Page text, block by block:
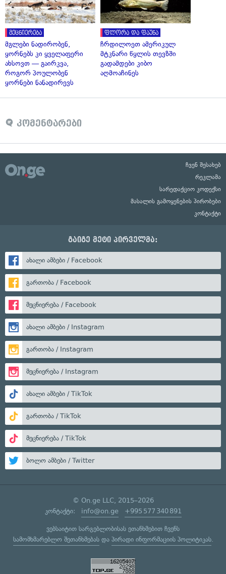
მეცნიერება
მგლები ნადირობენ,
ყორნებს კი ყველაფერი
ახსოვთ — გაირკვა,
როგორ პოულობენ
ყორნები ნანადირევს
ფლორა და ფაუნა
ჩრდილოეთ ამერიკულ
მტკნარი წყლის თევზში
გადამდები კიბო
აღმოაჩინეს
კომენტარები
ჩვენ შესახებ
რეკლამა
სარედაქციო კოდექსი
მასალის გამოყენების პირობები
კონტაქტი
გაიგე მეტი პირველმა:
ახალი ამბები / Facebook
გართობა / Facebook
მეცნიერება / Facebook
ახალი ამბები / Instagram
გართობა / Instagram
მეცნიერება / Instagram
ახალი ამბები / TikTok
გართობა / TikTok
მეცნიერება / TikTok
ბოლო ამბები / Twitter
© On.ge LLC, 2015–2026
კონტაქტი: info@on.ge +995 577 340 891
ვებსაიტით სარგებლობისას ეთანხმებით ჩვენს
სამომხმარებლო შეთანხმებასდა პირადი ინფორმაციის პოლიტიკას.